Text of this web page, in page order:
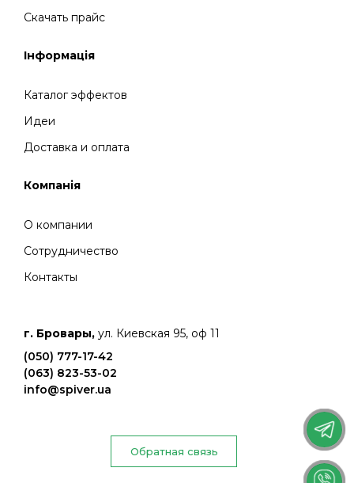
Скачать прайс
Інформація
Каталог эффектов
Идеи
Доставка и оплата
Компанія
О компании
Сотрудничество
Контакты
г. Бровары, ул. Киевская 95, оф 11
(050) 777-17-42
(063) 823-53-02
info@spiver.ua
Обратная связь